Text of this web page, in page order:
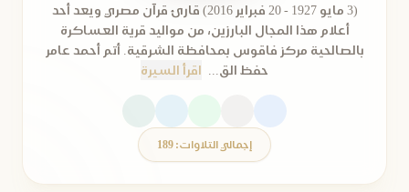
(3 مايو 1927 - 20 فبراير 2016) قارئ قرآن مصري ويعد أحد
أعلام هذا المجال البارزين، من مواليد قرية العساكرة
بالصالحية مركز فاقوس بمحافظة الشرقية. أتم أحمد عامر
حفظ الق...
اقرأ السيرة
إجمالي التلاوات: 189